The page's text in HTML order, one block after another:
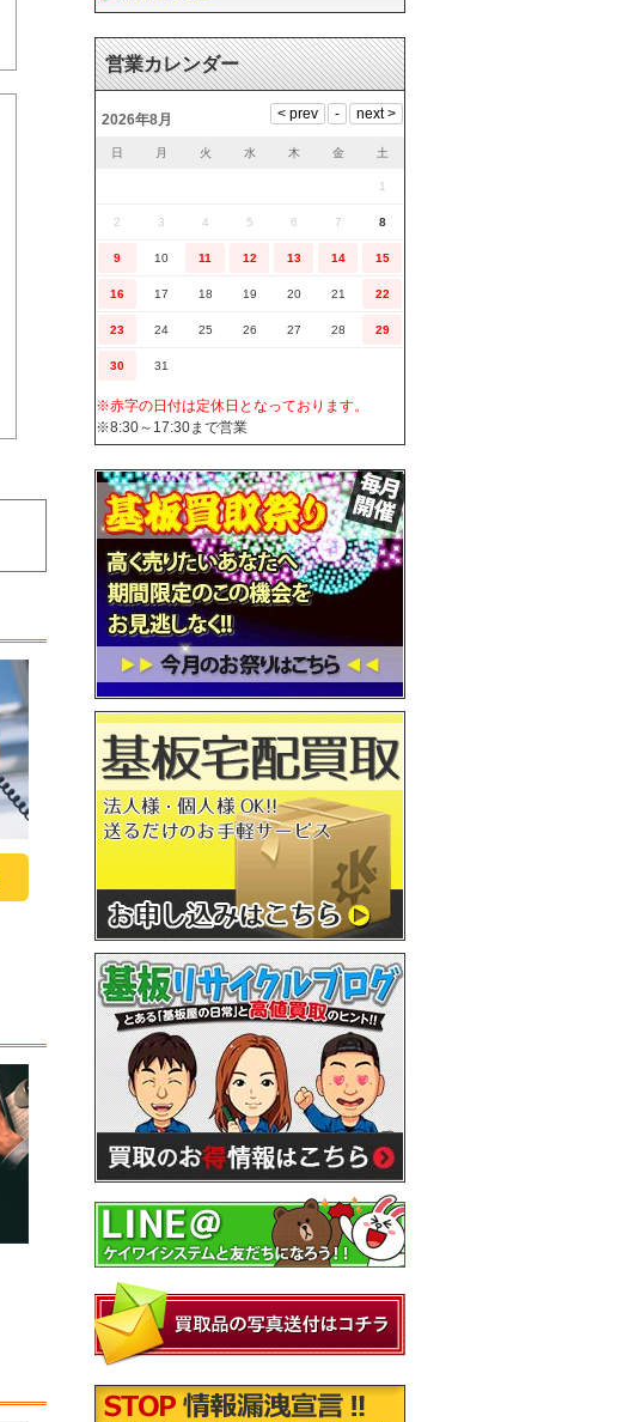
営業カレンダー
2026年8月
日 月 火 水 木 金 土
1
2 3 4 5 6 7 8
9 10 11 12 13 14 15
16 17 18 19 20 21 22
23 24 25 26 27 28 29
30 31
※赤字の日付は定休日となっております。
※8:30～17:30まで営業